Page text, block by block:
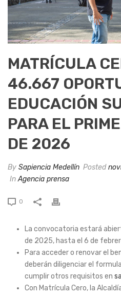
MATRÍCULA
46.667
EDUCACIÓN
PARA EL
DE 2026
By Sapiencia Medellín Posted
InAgencia prensa
0
La convocatoria estará
de 2025, hasta el 6 de
Para acceder o renovar el
deberán diligenciar el
cumplir otros requisitos en
Con Matrícula Cero, la